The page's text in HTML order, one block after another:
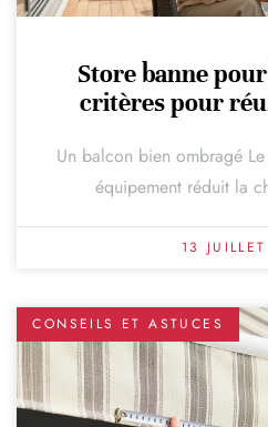
Store banne
critères pour
Un balcon bien ombragé
équipement réduit la
13
CONSEILS ET ASTUCES